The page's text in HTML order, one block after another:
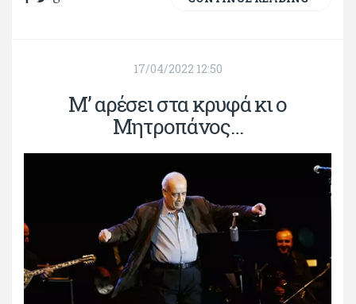
17/04/2022 12:50
Μ’ αρέσει στα κρυφά κι ο
Μητροπάνος…